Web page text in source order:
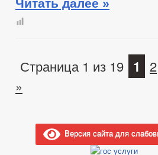
Читать далее »
Страница 1 из 19 1 2
»
Версия сайта для